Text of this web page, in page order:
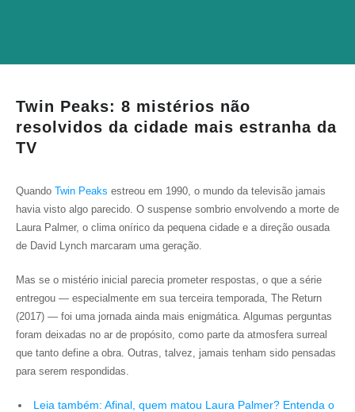
Twin Peaks: 8 mistérios não
resolvidos da cidade mais estranha da
TV
Quando Twin Peaks estreou em 1990, o mundo da televisão jamais
havia visto algo parecido. O suspense sombrio envolvendo a morte de
Laura Palmer, o clima onírico da pequena cidade e a direção ousada
de David Lynch marcaram uma geração.
Mas se o mistério inicial parecia prometer respostas, o que a série
entregou — especialmente em sua terceira temporada, The Return
(2017) — foi uma jornada ainda mais enigmática. Algumas perguntas
foram deixadas no ar de propósito, como parte da atmosfera surreal
que tanto define a obra. Outras, talvez, jamais tenham sido pensadas
para serem respondidas.
Leia também: Afinal, quem matou Laura Palmer? Entenda o